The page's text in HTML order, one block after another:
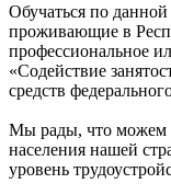
Обучаться по
проживающие в
профессиональное
«Содействие
средств
Мы рады, что можем
населения нашей
уровень